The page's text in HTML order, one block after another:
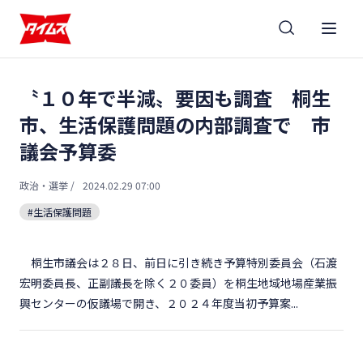
〝１０年で半減〟要因も調査 桐生
市、生活保護問題の内部調査で 市
議会予算委
政治・選挙 / 2024.02.29 07:00
#生活保護問題
桐生市議会は２８日、前日に引き続き予算特別委員会（石渡
宏明委員長、正副議長を除く２０委員）を桐生地域地場産業振
興センターの仮議場で開き、２０２４年度当初予算案...